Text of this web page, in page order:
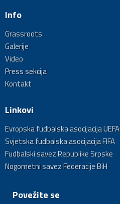
Info
Grassroots
Galerije
Video
Press sekcija
Kontakt
Linkovi
Evropska fudbalska asocijacija UEFA
Svjetska fudbalska asocijacija FIFA
Fudbalski savez Republike Srpske
Nogometni savez Federacije BiH
Povežite se